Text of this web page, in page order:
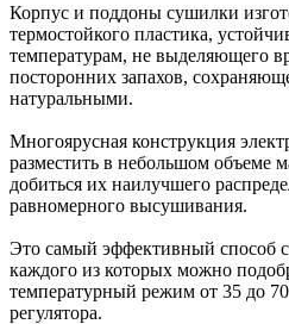
Корпус и поддоны сушилки
термостойкого пластика,
температурам, не выделяющего
посторонних запахов,
натуральными.
Многоярусная конструкция
разместить в небольшом объеме
добиться их наилучшего
равномерного высушивания.
Это самый эффективный способ
каждого из которых можно
температурный режим от 35 до
регулятора.